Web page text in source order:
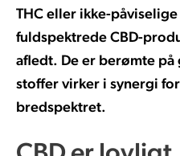
THC eller ikke-
fuldspektrede CBD-
afledt. De er berømte
stoffer virker i synergi
bredspektret.